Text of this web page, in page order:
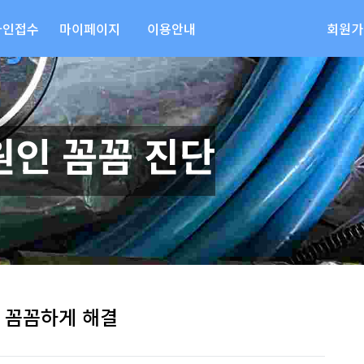
접수 마이페이지 이용안내 회원
꼼꼼 진단
꼼하게 해결